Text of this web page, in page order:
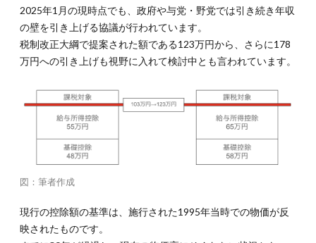
【2025
年より
123万
円に引
き上げ
4.3.
4-
3.106
壁
4-
万円の
壁
2025年1月の現時点でも、政府や与党・野党では引き続き年収
の壁を引き上げる協議が行われています。
税制改正大綱で提案された額である123万円から、さらに178
万円への引き上げも視野に入れて検討中とも言われています。
図：筆者作成
現行の控除額の基準は、施行された1995年当時での物価が反
映されたものです。